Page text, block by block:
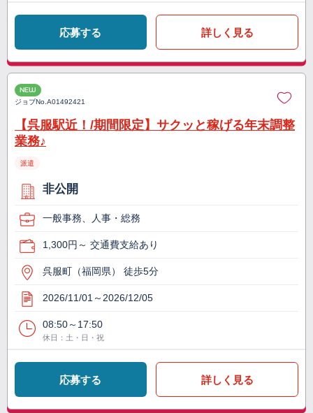
応募する 詳しく見る
NEW
ジョブNo.A01492421
【呉服駅近！/期間限定】サクッと稼げる年末調整
業務♪
派遣
非公開
一般事務、人事・総務
1,300円～ 交通費支給あり
呉服町（福岡県） 徒歩5分
2026/11/01～2026/12/05
08:50～17:50
休日：土・日・祝
応募する 詳しく見る